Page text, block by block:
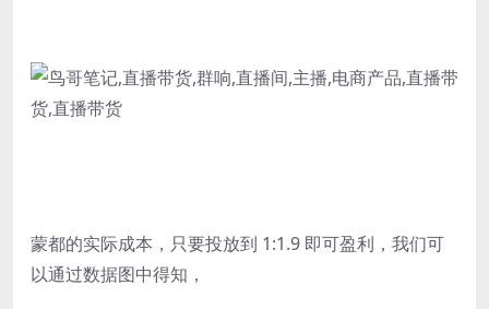
蒙都的实际成本，只要投放到 1:1.9 即可盈利，我们可
以通过数据图中得知，